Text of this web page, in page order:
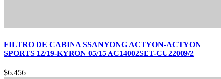
FILTRO DE CABINA SSANYONG ACTYON-ACTYON
SPORTS 12/19-KYRON 05/15 AC14002SET-CU22009/2
$6.456